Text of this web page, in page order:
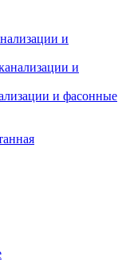
и
и
и фасонные